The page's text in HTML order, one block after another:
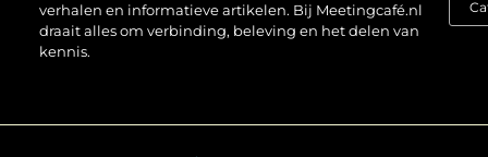
verhalen en informatieve artikelen. Bij Meetingcafé.nl
draait alles om verbinding, beleving en het delen van
kennis.